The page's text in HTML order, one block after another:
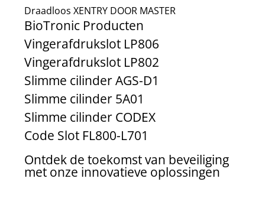
Draadloos XENTRY DOOR MASTER
BioTronic Producten
Vingerafdrukslot LP806
Vingerafdrukslot LP802
Slimme cilinder AGS-D1
Slimme cilinder 5A01
Slimme cilinder CODEX
Code Slot FL800-L701
Ontdek de toekomst van beveiliging
met onze innovatieve oplossingen